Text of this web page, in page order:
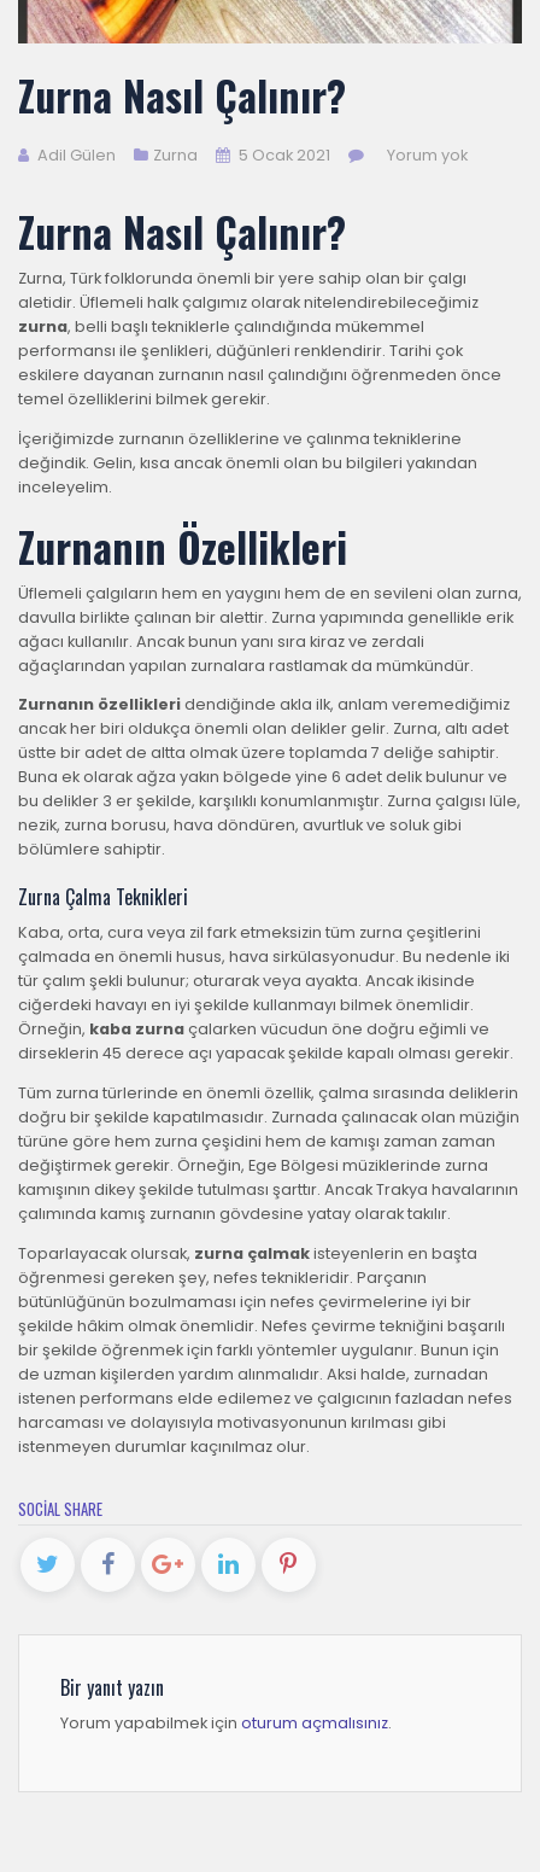
Zurna Nasıl Çalınır?
Adil Gülen Zurna 5 Ocak 2021 Yorum yok
Zurna Nasıl Çalınır?
Zurna, Türk folklorunda önemli bir yere sahip olan bir çalgı
aletidir. Üflemeli halk çalgımız olarak nitelendirebileceğimiz
zurna, belli başlı tekniklerle çalındığında mükemmel
performansı ile şenlikleri, düğünleri renklendirir. Tarihi çok
eskilere dayanan zurnanın nasıl çalındığını öğrenmeden önce
temel özelliklerini bilmek gerekir.
İçeriğimizde zurnanın özelliklerine ve çalınma tekniklerine
değindik. Gelin, kısa ancak önemli olan bu bilgileri yakından
inceleyelim.
Zurnanın Özellikleri
Üflemeli çalgıların hem en yaygını hem de en sevileni olan zurna,
davulla birlikte çalınan bir alettir. Zurna yapımında genellikle erik
ağacı kullanılır. Ancak bunun yanı sıra kiraz ve zerdali
ağaçlarından yapılan zurnalara rastlamak da mümkündür.
Zurnanın özellikleridendiğinde akla ilk, anlam veremediğimiz
ancak her biri oldukça önemli olan delikler gelir. Zurna, altı adet
üstte bir adet de altta olmak üzere toplamda 7 deliğe sahiptir.
Buna ek olarak ağza yakın bölgede yine 6 adet delik bulunur ve
bu delikler 3 er şekilde, karşılıklı konumlanmıştır. Zurna çalgısı lüle,
nezik, zurna borusu, hava döndüren, avurtluk ve soluk gibi
bölümlere sahiptir.
Zurna Çalma Teknikleri
Kaba, orta, cura veya zil fark etmeksizin tüm zurna çeşitlerini
çalmada en önemli husus, hava sirkülasyonudur. Bu nedenle iki
tür çalım şekli bulunur; oturarak veya ayakta. Ancak ikisinde
ciğerdeki havayı en iyi şekilde kullanmayı bilmek önemlidir.
Örneğin, kaba zurnaçalarken vücudun öne doğru eğimli ve
dirseklerin 45 derece açı yapacak şekilde kapalı olması gerekir.
Tüm zurna türlerinde en önemli özellik, çalma sırasında deliklerin
doğru bir şekilde kapatılmasıdır. Zurnada çalınacak olan müziğin
türüne göre hem zurna çeşidini hem de kamışı zaman zaman
değiştirmek gerekir. Örneğin, Ege Bölgesi müziklerinde zurna
kamışının dikey şekilde tutulması şarttır. Ancak Trakya havalarının
çalımında kamış zurnanın gövdesine yatay olarak takılır.
Toparlayacak olursak, zurna çalmakisteyenlerin en başta
öğrenmesi gereken şey, nefes teknikleridir. Parçanın
bütünlüğünün bozulmaması için nefes çevirmelerine iyi bir
şekilde hâkim olmak önemlidir. Nefes çevirme tekniğini başarılı
bir şekilde öğrenmek için farklı yöntemler uygulanır. Bunun için
de uzman kişilerden yardım alınmalıdır. Aksi halde, zurnadan
istenen performans elde edilemez ve çalgıcının fazladan nefes
harcaması ve dolayısıyla motivasyonunun kırılması gibi
istenmeyen durumlar kaçınılmaz olur.
SOCIAL SHARE
Bir yanıt yazın
Yorum yapabilmek için oturum açmalısınız.